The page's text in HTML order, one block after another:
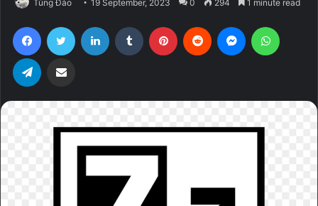
Tùng Đào 19 September, 2023 0 294 1 minute read
FacebookTwitter LinkedIn Tumblr Pinterest Reddit Messenger
Telegram Share via Email